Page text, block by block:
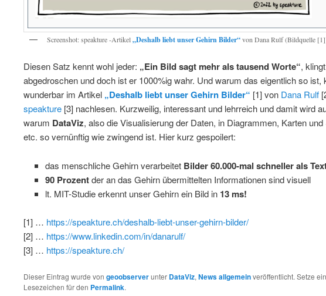
Screenshot: speakture -Artikel„Deshalb liebt unser Gehirn Bilder“von Dana Rulf (Bildquelle
Diesen Satz kennt wohl jeder: „Ein Bild sagt mehr als tausend Worte“,
abgedroschen und doch ist er 1000%ig wahr. Und warum das eigentlich so ist,
wunderbar im Artikel „Deshalb liebt unser Gehirn Bilder“ [1] von Dana Rulf
speakture[3] nachlesen. Kurzweilig, interessant und lehrreich und damit wird
warum DataViz, also die Visualisierung der Daten, in Diagrammen, Karten
etc. so vernünftig wie zwingend ist. Hier kurz gespoilert:
das menschliche Gehirn verarbeitet Bilder 60.000-mal schneller als
90 Prozentder an das Gehirn übermittelten Informationen sind visuell
lt. MIT-Studie erkennt unser Gehirn ein Bild in 13 ms!
[1] … https://speakture.ch/deshalb-liebt-unser-gehirn-bilder/
[2] … https://www.linkedin.com/in/danarulf/
[3] … https://speakture.ch/
Dieser Eintrag wurde von geoobserverunter DataViz, News allgemeinveröffentlicht. Setze ein
Lesezeichen für den Permalink.